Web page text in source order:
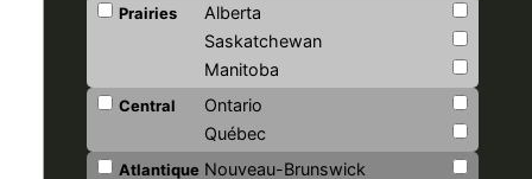
Prairies
Alberta
Saskatchewan
Manitoba
Central
Ontario
Québec
Atlantique Nouveau-Brunswick